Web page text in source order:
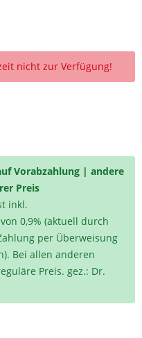
nicht zur Verfügung!
Vorabzahlung | andere
Preis
inkl.
0,9% (aktuell durch
per Überweisung
Bei allen anderen
Preis. gez.: Dr.